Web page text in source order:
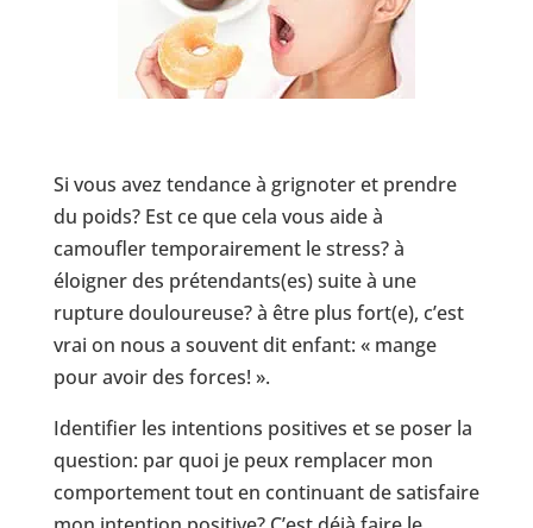
Si vous avez tendance à grignoter et prendre
du poids? Est ce que cela vous aide à
camoufler temporairement le stress? à
éloigner des prétendants(es) suite à une
rupture douloureuse? à être plus fort(e), c’est
vrai on nous a souvent dit enfant: « mange
pour avoir des forces! ».
Identifier les intentions positives et se poser la
question: par quoi je peux remplacer mon
comportement tout en continuant de satisfaire